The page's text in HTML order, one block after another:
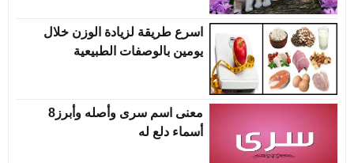
اسرع طريقة لزيادة الوزن خلال
يومين بالوصفات الطبيعية
معنى اسم سرى وأصله وأبرز8
أسماء دلع له